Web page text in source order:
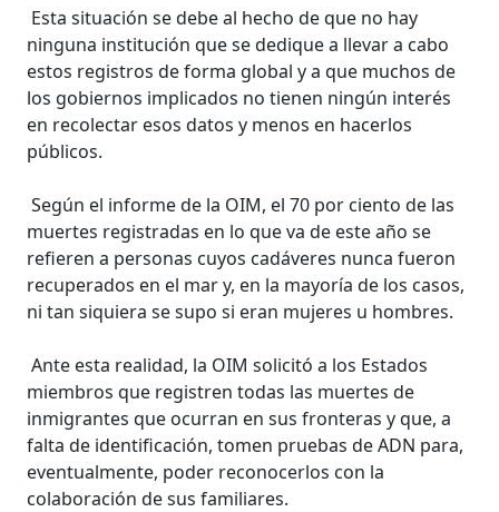
Esta situación se debe al hecho de que no hay
ninguna institución que se dedique a llevar a cabo
estos registros de forma global y a que muchos de
los gobiernos implicados no tienen ningún interés
en recolectar esos datos y menos en hacerlos
públicos.
Según el informe de la OIM, el 70 por ciento de las
muertes registradas en lo que va de este año se
refieren a personas cuyos cadáveres nunca fueron
recuperados en el mar y, en la mayoría de los casos,
ni tan siquiera se supo si eran mujeres u hombres.
Ante esta realidad, la OIM solicitó a los Estados
miembros que registren todas las muertes de
inmigrantes que ocurran en sus fronteras y que, a
falta de identificación, tomen pruebas de ADN para,
eventualmente, poder reconocerlos con la
colaboración de sus familiares.